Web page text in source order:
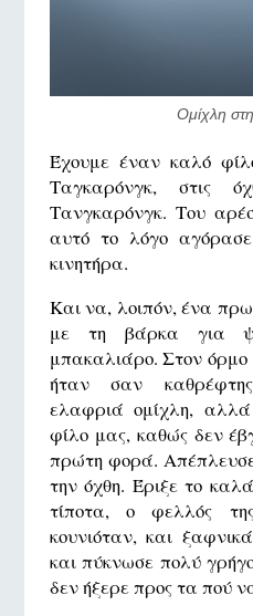
Ομίχλη
Έχουμε έναν καλό
Ταγκαρόνγκ, στις
Τανγκαρόνγκ. Του
αυτό το λόγο
κινητήρα.
Και να, λοιπόν, ένα
με τη βάρκα για
μπακαλιάρο. Στον όρμο
ήταν σαν
ελαφριά ομίχλη,
φίλο μας, καθώς δεν
πρώτη φορά.
την όχθη. Έριξε το
τίποτα, ο φελλός
κουνιόταν, και
και πύκνωσε πολύ
δεν ήξερε προς τα πού